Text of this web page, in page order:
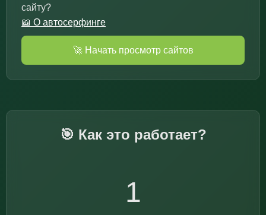
сайту?
📖 О автосерфинге
🚀 Начать просмотр сайтов
🎯 Как это работает?
1